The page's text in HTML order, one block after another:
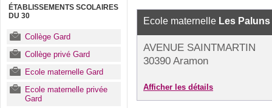
ÉTABLISSEMENTS SCOLAIRES
DU 30
Collège Gard
Collège privé Gard
Ecole maternelle Gard
Ecole maternelle privée
Gard
Ecole maternelle Les Paluns
AVENUE SAINTMARTIN
30390 Aramon
Afficher les détails